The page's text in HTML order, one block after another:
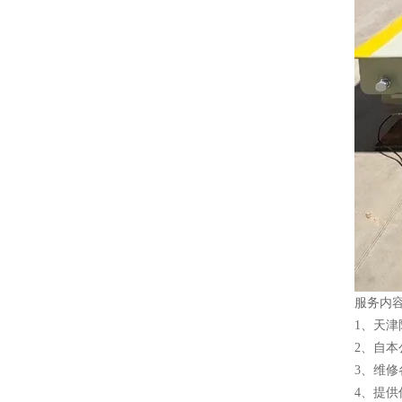
服务内
1、天津
2、自本
3、维
4、提供